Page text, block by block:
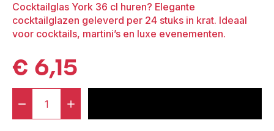
Cocktailglas York 36 cl huren? Elegante
cocktailglazen geleverd per 24 stuks in krat. Ideaal
voor cocktails, martini’s en luxe evenementen.
€ 6,15
-
Krat:
+